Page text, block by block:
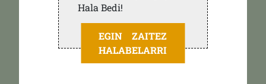
Hala Bedi!
EGIN ZAITEZ
HALABELARRI